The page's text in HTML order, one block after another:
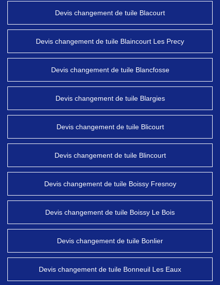
Devis changement de tuile Blacourt
Devis changement de tuile Blaincourt Les Precy
Devis changement de tuile Blancfosse
Devis changement de tuile Blargies
Devis changement de tuile Blicourt
Devis changement de tuile Blincourt
Devis changement de tuile Boissy Fresnoy
Devis changement de tuile Boissy Le Bois
Devis changement de tuile Bonlier
Devis changement de tuile Bonneuil Les Eaux